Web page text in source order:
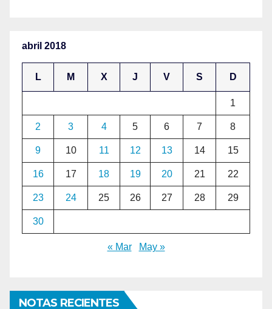
abril 2018
L M X J V S D
1
2 3 4 5 6 7 8
9 10 11 12 13 14 15
16 17 18 19 20 21 22
23 24 25 26 27 28 29
30
« Mar May »
NOTAS RECIENTES